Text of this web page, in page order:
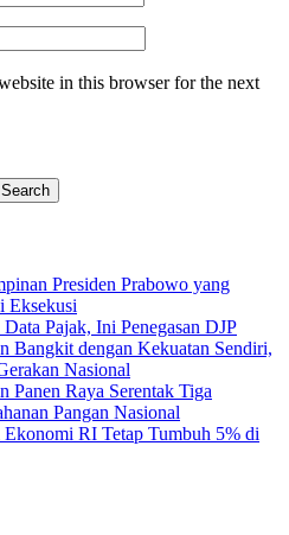
in this browser for the next
Presiden Prabowo yang
Eksekusi
Pajak, Ini Penegasan DJP
Bangkit dengan Kekuatan Sendiri,
Nasional
Panen Raya Serentak Tiga
Pangan Nasional
RI Tetap Tumbuh 5% di